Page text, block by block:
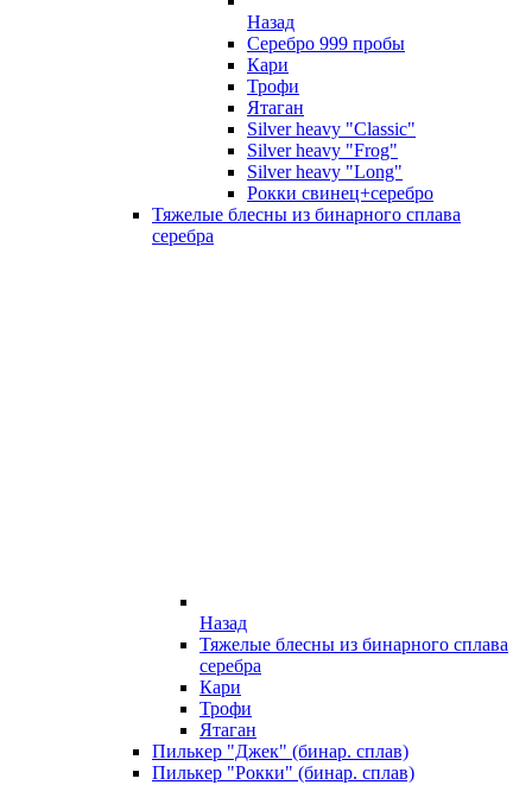
Назад
Серебро 999 пробы
Кари
Трофи
Ятаган
Silver heavy "Classic"
Silver heavy "Frog"
Silver heavy "Long"
Рокки свинец+серебро
Тяжелые блесны из бинарного сплава
серебра
Назад
Тяжелые блесны из бинарного сплава
серебра
Кари
Трофи
Ятаган
Пилькер "Джек" (бинар. сплав)
Пилькер "Рокки" (бинар. сплав)